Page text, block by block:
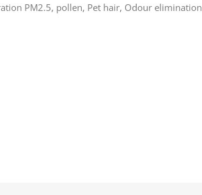
PM2.5, pollen, Pet hair, Odour elimination